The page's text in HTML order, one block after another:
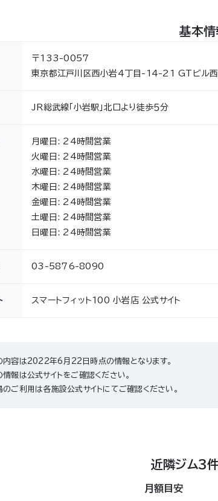
基本情
〒133-0057
東京都江戸川区西小岩4丁目-14-21 GTビル
JR総武線「小岩駅」北口より徒歩５分
月曜日: 24時間営業
火曜日: 24時間営業
水曜日: 24時間営業
木曜日: 24時間営業
金曜日: 24時間営業
土曜日: 24時間営業
日曜日: 24時間営業
03-5876-8090
スマートフィット100 小岩店 公式サイト
容は2022年6月22日時点の情報となります。
報は公式サイトをご確認ください。
ご利用は各施設公式サイトにてご確認ください。
近隣ジム3
月額目安